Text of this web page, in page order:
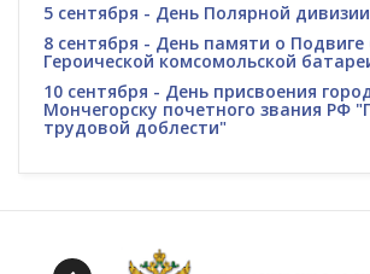
5 сентября - День Полярной дивизии
8 сентября - День памяти о Подвиге
Героической комсомольской
10 сентября - День присвоения
Мончегорску почетного звания РФ
трудовой доблести"